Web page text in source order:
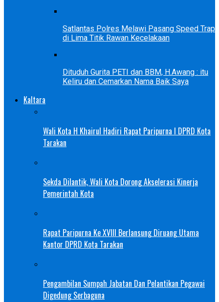
Satlantas Polres Melawi Pasang Speed Trap
di Lima Titik Rawan Kecelakaan
Dituduh Gurita PETI dan BBM, H.Awang : itu
Keliru dan Cemarkan Nama Baik Saya
Kaltara
Wali Kota H Khairul Hadiri Rapat Paripurna I DPRD Kota
Tarakan
Sekda Dilantik, Wali Kota Dorong Akselerasi Kinerja
Pemerintah Kota
Rapat Paripurna Ke XVIII Berlansung Diruang Utama
Kantor DPRD Kota Tarakan
Pengambilan Sumpah Jabatan Dan Pelantikan Pegawai
Digedung Serbaguna